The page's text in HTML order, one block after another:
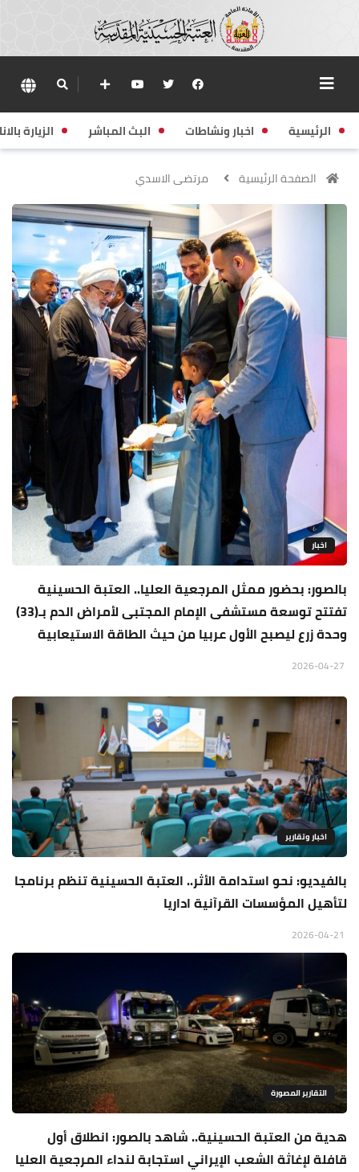
الرئيسية اخبار ونشاطات البث المباشر الزيارة
الصفحة الرئيسية مرتضى الاسدي
اخبار
بالصور: بحضور ممثل المرجعية العليا.. العتبة الحسينية
تفتتح توسعة مستشفى الإمام المجتبى لأمراض الدم بـ(33)
وحدة زرع ليصبح الأول عربيا من حيث الطاقة الاستيعابية
اخبار وتقارير
بالفيديو: نحو استدامة الأثر.. العتبة الحسينية تنظم برنامجا
لتأهيل المؤسسات القرآنية اداريا
التقارير المصورة
هدية من العتبة الحسينية.. شاهد بالصور: انطلاق أول
قافلة لإغاثة الشعب الإيراني استجابة لنداء المرجعية العليا